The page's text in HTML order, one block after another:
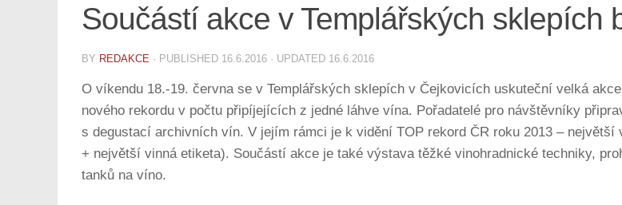
Součástí akce v Templářských sklepích
BY REDAKCE · PUBLISHED 16.6.2016 · UPDATED 16.6.2016
O víkendu 18.-19. června se v Templářských sklepích v Čejkovicích uskuteční velká
nového rekordu v počtu připíjejících z jedné láhve vína. Pořadatelé pro návštěvníky
s degustací archivních vín. V jejím rámci je k vidění TOP rekord ČR roku 2013 –
+ největší vinná etiketa). Součástí akce je také výstava těžké vinohradnické techniky,
tanků na víno.